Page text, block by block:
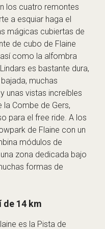
los cuatro remontes
a esquiar haga el
mágicas cubiertas de
de cubo de Flaine
como la alfombra
es bastante dura,
muchas
unas vistas increíbles
la Combe de Gers,
para el free ride. A los
de Flaine con un
módulos de
zona dedicada bajo
formas de
de 14 km
es la Pista de